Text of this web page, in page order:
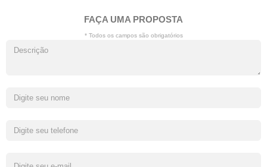
FAÇA UMA PROPOSTA
* Todos os campos são obrigatórios